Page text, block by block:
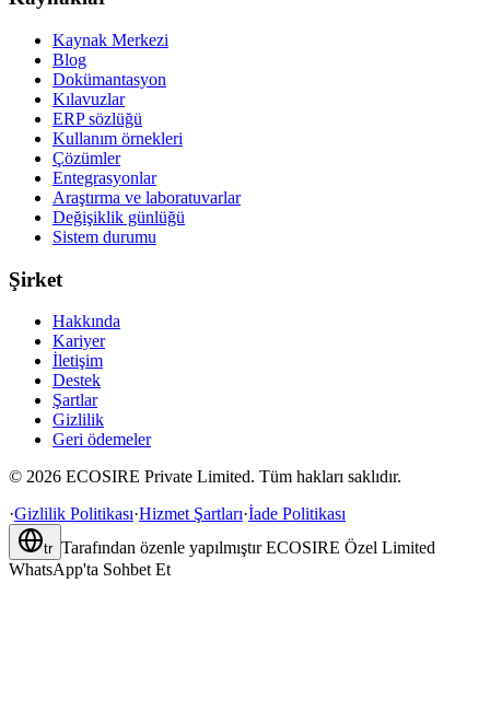
Kaynak Merkezi
Blog
Dokümantasyon
Kılavuzlar
ERP sözlüğü
Kullanım örnekleri
Çözümler
Entegrasyonlar
Araştırma ve laboratuvarlar
Değişiklik günlüğü
Sistem durumu
Şirket
Hakkında
Kariyer
İletişim
Destek
Şartlar
Gizlilik
Geri ödemeler
© 2026 ECOSIRE Private Limited. Tüm hakları saklıdır.
·Gizlilik Politikası·Hizmet Şartları·İade Politikası
tr Tarafından özenle yapılmıştır ECOSIRE Özel Limited
WhatsApp'ta Sohbet Et